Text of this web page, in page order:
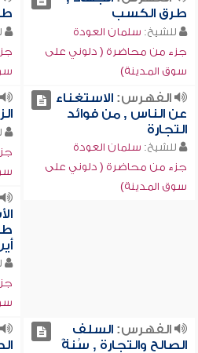
طرق الكسب
للشيخ: سلمان العودة
جزء من محاضرة ( دلوني على
سوق المدينة)
الفهرس:الاستغناء
عن الناس , من فوائد
التجارة
للشيخ: سلمان العودة
جزء من محاضرة ( دلوني على
سوق المدينة)
الفهرس:السلف
الصالح والتجارة , سُنةً